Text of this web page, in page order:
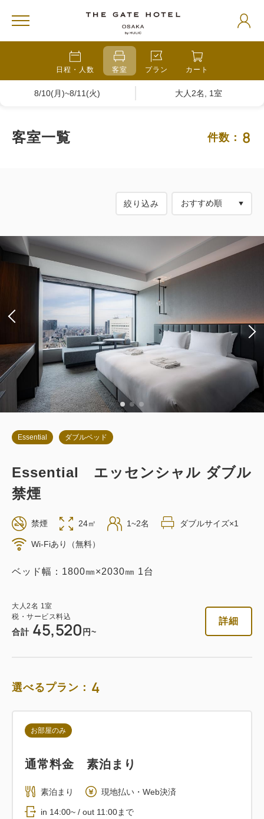
日程・人数 客室 プラン カート
8/10(月)~8/11(火) 大人2名, 1室
客室一覧 件数： 8
絞り込み
Essential ダブルベッド
Essential エッセンシャル ダブル
禁煙
禁煙 24㎡ 1~2名 ダブルサイズ×1
Wi-Fiあり（無料）
ベッド幅：1800㎜×2030㎜ 1台
大人 2名 1 室
税・サービス料込
合計 45,520 円~
詳細
選べるプラン： 4
お部屋のみ
通常料金 素泊まり
素泊まり 現地払い・Web決済
in 14:00~ / out 11:00まで